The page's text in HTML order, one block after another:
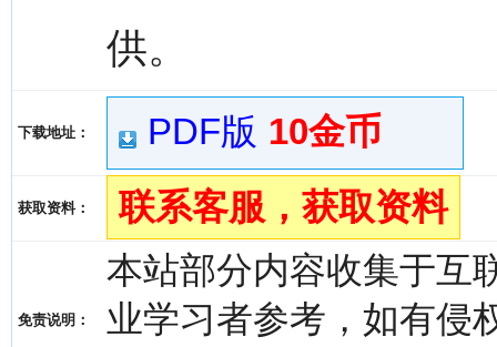
供。
下载地址： PDF版 10金币
获取资料： 联系客服，获取资料
免责说明：
本站部分内容收集于互
业学习者参考，如有侵